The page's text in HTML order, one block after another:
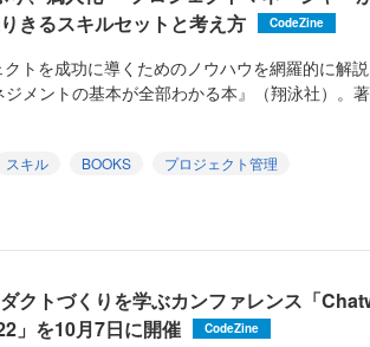
きるスキルセットと考え方
CodeZine
トを成功に導くためのノウハウを網羅的に解
ジメントの基本が全部わかる本』（翔泳社）。
スキル BOOKS
プロジェクト管理
クトづくりを学ぶカンファレンス「
」を10月7日に開催
CodeZine